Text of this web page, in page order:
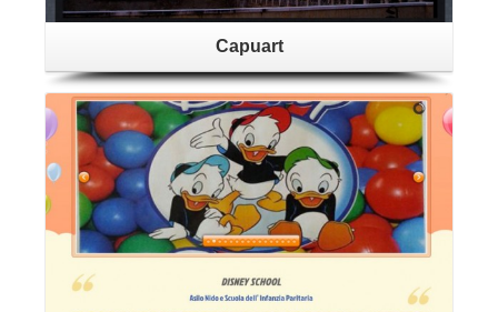
Capuart
Dettagli